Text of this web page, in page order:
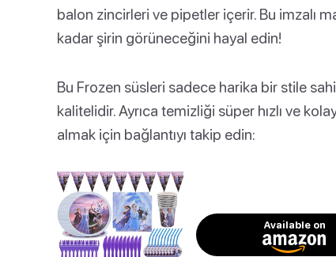
balon zincirleri ve pipetler içerir. Bu imzalı
kadar şirin görüneceğini hayal edin!
Bu Frozen süsleri sadece harika bir stile
kalitelidir. Ayrıca temizliği süper hızlı ve
almak için bağlantıyı takip edin:
Available on